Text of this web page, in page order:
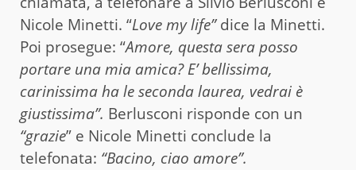
Nicole Minetti. “Love my life”dice la Minetti.
Poi prosegue: “Amore, questa sera posso
portare una mia amica? E’ bellissima,
carinissima ha le seconda laurea, vedrai è
giustissima”. Berlusconi risponde con un
“grazie” e Nicole Minetti conclude la
telefonata: “Bacino, ciao amore”.